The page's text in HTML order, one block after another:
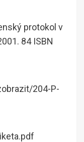
protokol v
84 ISBN
204-P-